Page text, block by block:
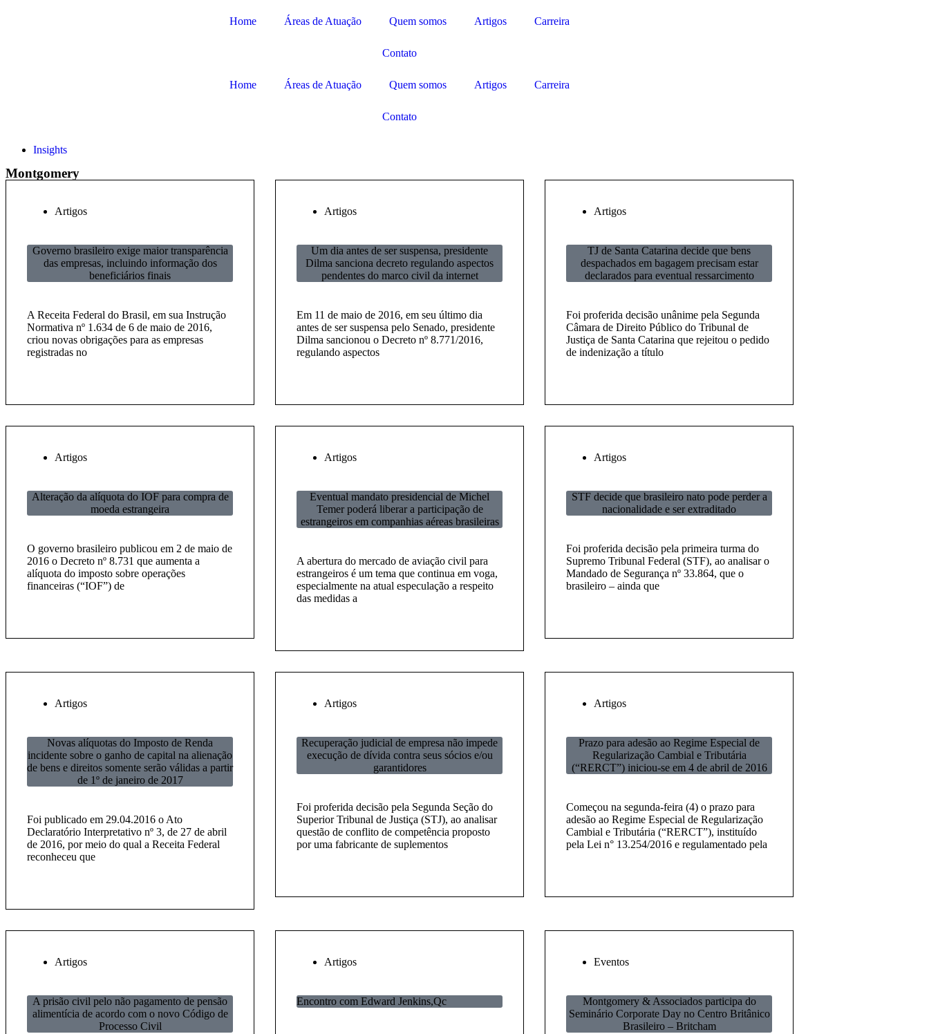
Home Áreas de Atuação Quem somos Artigos Carreira
Contato
Home Áreas de Atuação Quem somos Artigos Carreira
Contato
Insights
Montgomery
Artigos
Governo brasileiro exige maior transparência
das empresas, incluindo informação dos
beneficiários finais
A Receita Federal do Brasil, em sua Instrução
Normativa nº 1.634 de 6 de maio de 2016,
criou novas obrigações para as empresas
registradas no
Artigos
Um dia antes de ser suspensa, presidente
Dilma sanciona decreto regulando aspectos
pendentes do marco civil da internet
Em 11 de maio de 2016, em seu último dia
antes de ser suspensa pelo Senado, presidente
Dilma sancionou o Decreto nº 8.771/2016,
regulando aspectos
Artigos
TJ de Santa Catarina decide que bens
despachados em bagagem precisam estar
declarados para eventual ressarcimento
Foi proferida decisão unânime pela Segunda
Câmara de Direito Público do Tribunal de
Justiça de Santa Catarina que rejeitou o pedido
de indenização a título
Artigos
Alteração da alíquota do IOF para compra de
moeda estrangeira
O governo brasileiro publicou em 2 de maio de
2016 o Decreto nº 8.731 que aumenta a
alíquota do imposto sobre operações
financeiras (“IOF”) de
Artigos
Eventual mandato presidencial de Michel
Temer poderá liberar a participação de
estrangeiros em companhias aéreas brasileiras
A abertura do mercado de aviação civil para
estrangeiros é um tema que continua em voga,
especialmente na atual especulação a respeito
das medidas a
Artigos
STF decide que brasileiro nato pode perder a
nacionalidade e ser extraditado
Foi proferida decisão pela primeira turma do
Supremo Tribunal Federal (STF), ao analisar o
Mandado de Segurança nº 33.864, que o
brasileiro – ainda que
Artigos
Novas alíquotas do Imposto de Renda
incidente sobre o ganho de capital na alienação
de bens e direitos somente serão válidas a partir
de 1º de janeiro de 2017
Foi publicado em 29.04.2016 o Ato
Declaratório Interpretativo nº 3, de 27 de abril
de 2016, por meio do qual a Receita Federal
reconheceu que
Artigos
Recuperação judicial de empresa não impede
execução de dívida contra seus sócios e/ou
garantidores
Foi proferida decisão pela Segunda Seção do
Superior Tribunal de Justiça (STJ), ao analisar
questão de conflito de competência proposto
por uma fabricante de suplementos
Artigos
Prazo para adesão ao Regime Especial de
Regularização Cambial e Tributária
(“RERCT”) iniciou-se em 4 de abril de 2016
Começou na segunda-feira (4) o prazo para
adesão ao Regime Especial de Regularização
Cambial e Tributária (“RERCT”), instituído
pela Lei n° 13.254/2016 e regulamentado pela
Artigos
A prisão civil pelo não pagamento de pensão
alimentícia de acordo com o novo Código de
Processo Civil
Artigos
Encontro com Edward Jenkins,Qc
Eventos
Montgomery & Associados participa do
Seminário Corporate Day no Centro Britânico
Brasileiro – Britcham